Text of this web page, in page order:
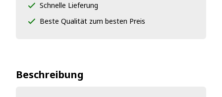
Schnelle Lieferung
Beste Qualität zum besten Preis
Beschreibung